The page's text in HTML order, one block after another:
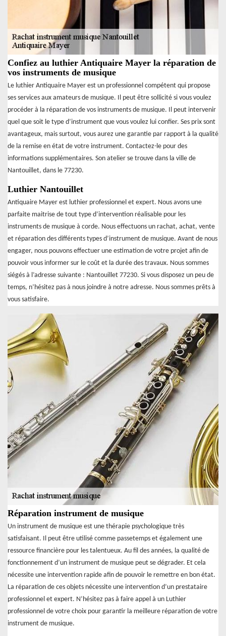
Confiez au luthier Antiquaire Mayer la réparation de
vos instruments de musique
Le luthier Antiquaire Mayer est un professionnel compétent qui propose
ses services aux amateurs de musique. Il peut être sollicité si vous voulez
procéder à la réparation de vos instruments de musique. Il peut intervenir
quel que soit le type d’instrument que vous voulez lui confier. Ses prix sont
avantageux, mais surtout, vous aurez une garantie par rapport à la qualité
de la remise en état de votre instrument. Contactez-le pour des
informations supplémentaires. Son atelier se trouve dans la ville de
Nantouillet, dans le 77230.
Luthier Nantouillet
Antiquaire Mayer est luthier professionnel et expert. Nous avons une
parfaite maitrise de tout type d’intervention réalisable pour les
instruments de musique à corde. Nous effectuons un rachat, achat, vente
et réparation des différents types d’instrument de musique. Avant de nous
engager, nous pouvons effectuer une estimation de votre projet afin de
pouvoir vous informer sur le coût et la durée des travaux. Nous sommes
siégés à l’adresse suivante : Nantouillet 77230. Si vous disposez un peu de
temps, n’hésitez pas à nous joindre à notre adresse. Nous sommes prêts à
vous satisfaire.
Réparation instrument de musique
Un instrument de musique est une thérapie psychologique très
satisfaisant. Il peut être utilisé comme passetemps et également une
ressource financière pour les talentueux. Au fil des années, la qualité de
fonctionnement d’un instrument de musique peut se dégrader. Et cela
nécessite une intervention rapide afin de pouvoir le remettre en bon état.
La réparation de ces objets nécessite une intervention d’un prestataire
professionnel et expert. N’hésitez pas à faire appel à un Luthier
professionnel de votre choix pour garantir la meilleure réparation de votre
instrument de musique.